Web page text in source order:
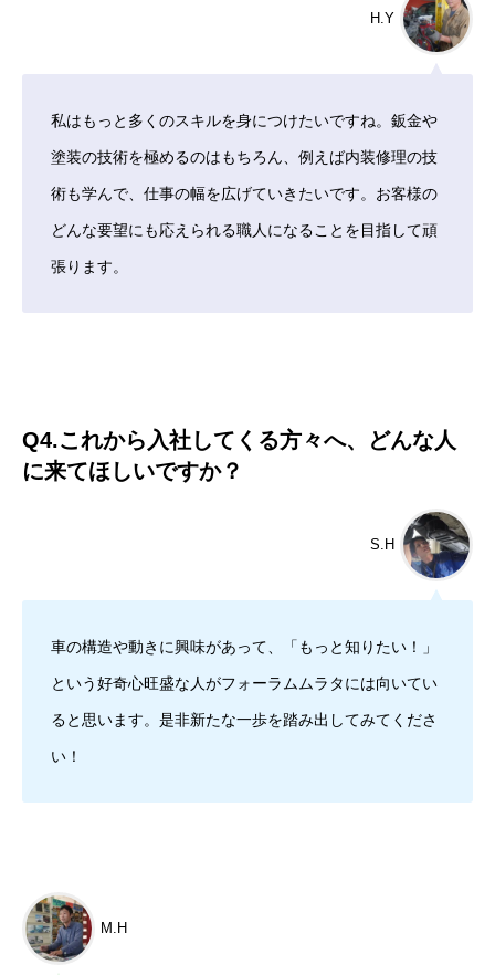
H.Y
私はもっと多くのスキルを身につけたいですね。鈑金や
塗装の技術を極めるのはもちろん、例えば内装修理の技
術も学んで、仕事の幅を広げていきたいです。お客様の
どんな要望にも応えられる職人になることを目指して頑
張ります。
Q4.これから入社してくる方々へ、どんな人
に来てほしいですか？
S.H
車の構造や動きに興味があって、「もっと知りたい！」
という好奇心旺盛な人がフォーラムムラタには向いてい
ると思います。是非新たな一歩を踏み出してみてくださ
い！
M.H